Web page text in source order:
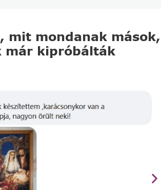
mit mondanak mások,
már kipróbálták